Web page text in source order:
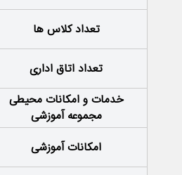
تعداد کلاس ها
تعداد اتاق اداری
خدمات و امکانات محیطی
مجموعه آموزشی
امکانات آموزشی